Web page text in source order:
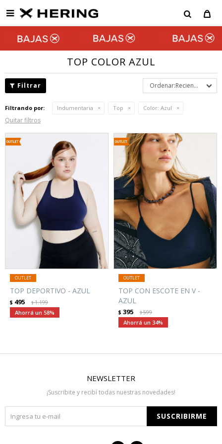

TOP COLOR AZUL
Recientes
Filtrando por: Indumentaria Top Color: Azul
Quitar filtros
TOP DEPORTIVO - AZUL
$ 495 $1.199
58
TOP CON ESCOTE EN V -
AZUL
$ 395 $599
34
NEWSLETTER
¡Suscribite y recibí todas nuestras novedades!
SUSCRIBIRME